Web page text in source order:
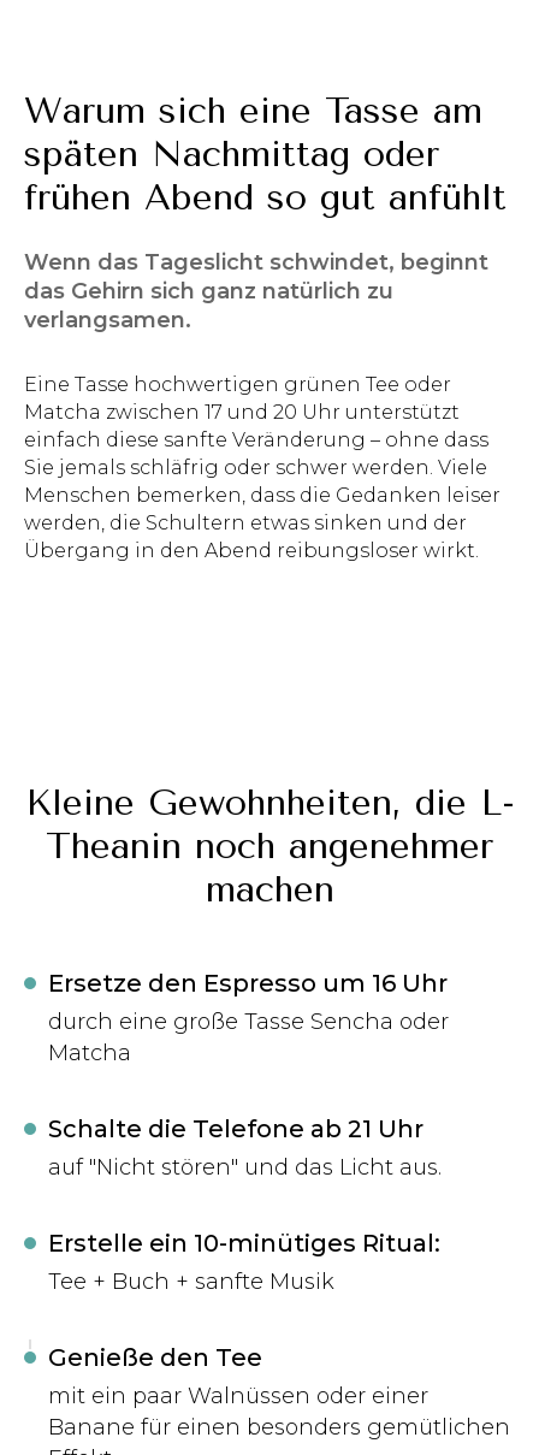
Warum sich eine Tasse am
späten Nachmittag oder
frühen Abend so gut anfühlt
Wenn das Tageslicht schwindet, beginnt
das Gehirn sich ganz natürlich zu
verlangsamen.
Eine Tasse hochwertigen grünen Tee oder
Matcha zwischen 17 und 20 Uhr unterstützt
einfach diese sanfte Veränderung – ohne dass
Sie jemals schläfrig oder schwer werden. Viele
Menschen bemerken, dass die Gedanken leiser
werden, die Schultern etwas sinken und der
Übergang in den Abend reibungsloser wirkt.
Kleine Gewohnheiten, die L-
Theanin noch angenehmer
machen
Ersetze den Espresso um 16 Uhr
durch eine große Tasse Sencha oder
Matcha
Schalte die Telefone ab 21 Uhr
auf "Nicht stören" und das Licht aus.
Erstelle ein 10-minütiges Ritual:
Tee + Buch + sanfte Musik
Genieße den Tee
mit ein paar Walnüssen oder einer
Banane für einen besonders gemütlichen